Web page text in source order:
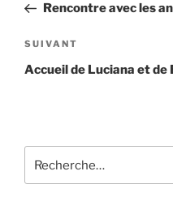
Rencontre avec les
SUIVANT
Accueil de Luciana et